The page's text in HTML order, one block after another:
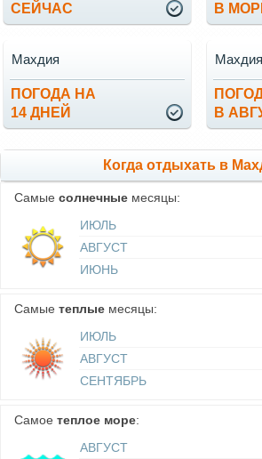
СЕЙЧАС
В
ПОГОДА НА
14 ДНЕЙ
Махдия
В
Махдия
Когда отдыхать в
Самые солнечные месяцы:
ИЮЛЬ
АВГУСТ
ИЮНЬ
Самые теплые месяцы:
ИЮЛЬ
АВГУСТ
СЕНТЯБРЬ
Самое теплое море:
АВГУСТ